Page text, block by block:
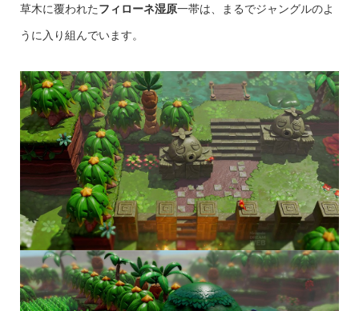
草木に覆われたフィローネ湿原一帯は、まるでジャングルのよ
うに入り組んでいます。